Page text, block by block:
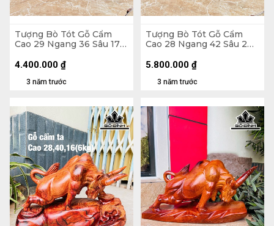
Tượng Bò Tót Gỗ Cẩm
Cao 29 Ngang 36 Sâu 17
3 năm trước
4.400.000 ₫
Tượng Bò Tót Gỗ Cẩm
Cao 28 Ngang 42 Sâu 20
3 năm trước
5.800.000 ₫